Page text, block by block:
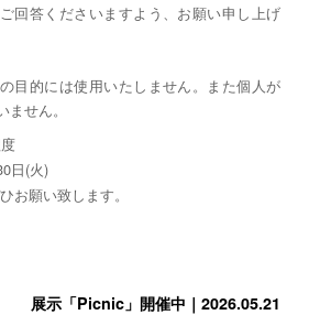
回答くださいますよう、お願い申し上げ
目的には使用いたしません。また個人が
せん。
日(火)
お願い致します。
展示「Picnic」開催中｜2026.05.21